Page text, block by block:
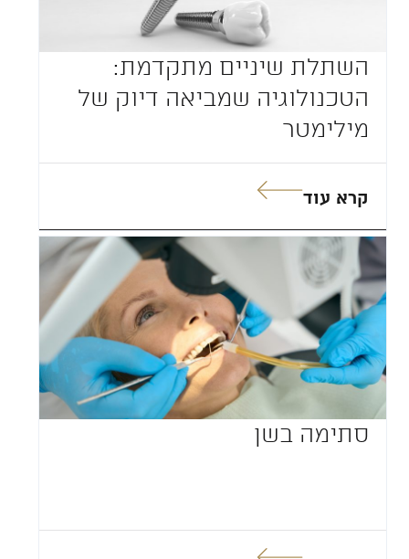
השתלת שיניים מתקדמת:
הטכנולוגיה שמביאה דיוק של
מילימטר
קרא עוד
סתימה בשן